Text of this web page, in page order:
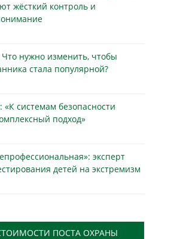
жёсткий контроль и
нужно изменить, чтобы
стала популярной?
системам безопасности
подход»
эксперт
детей на экстремизм
ПОСТА ОХРАНЫ